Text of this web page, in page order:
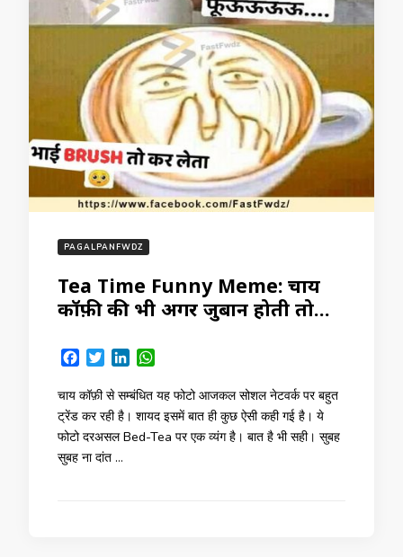
PAGALPANFWDZ
Tea Time Funny Meme: चाय
कॉफ़ी की भी अगर जुबान होती तो…
Facebook
TwitterLinkedIn
चाय कॉफ़ी से सम्बंधित यह फोटो आजकल सोशल नेटवर्क पर बहुत
ट्रेंड कर रही है। शायद इसमें बात ही कुछ ऐसी कही गई है। ये
फोटो दरअसल Bed-Tea पर एक व्यंग है। बात है भी सही। सुबह
सुबह ना दांत …